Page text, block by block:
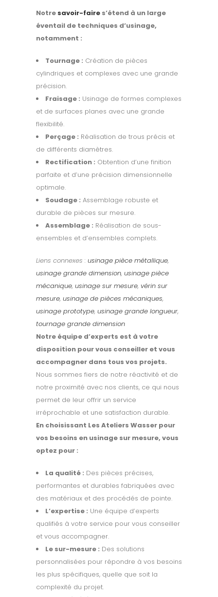
Notre savoir-faire s’étend à un large
éventail de techniques d’usinage,
notamment :
Tournage : Création de pièces
cylindriques et complexes avec une grande
précision.
Fraisage : Usinage de formes complexes
et de surfaces planes avec une grande
flexibilité.
Perçage : Réalisation de trous précis et
de différents diamètres.
Rectification : Obtention d’une finition
parfaite et d’une précision dimensionnelle
optimale.
Soudage : Assemblage robuste et
durable de pièces sur mesure.
Assemblage : Réalisation de sous-
ensembles et d’ensembles complets.
Liens connexes : usinage pièce métallique,
usinage grande dimension, usinage pièce
mécanique, usinage sur mesure, vérin sur
mesure, usinage de pièces mécaniques,
usinage prototype, usinage grande longueur,
tournage grande dimension
Notre équipe d’experts est à votre
disposition pour vous conseiller et vous
accompagner dans tous vos projets.
Nous sommes fiers de notre réactivité et de
notre proximité avec nos clients, ce qui nous
permet de leur offrir un service
irréprochable et une satisfaction durable.
En choisissant Les Ateliers Wasser pour
vos besoins en usinage sur mesure, vous
optez pour :
La qualité : Des pièces précises,
performantes et durables fabriquées avec
des matériaux et des procédés de pointe.
L’expertise : Une équipe d’experts
qualifiés à votre service pour vous conseiller
et vous accompagner.
Le sur-mesure : Des solutions
personnalisées pour répondre à vos besoins
les plus spécifiques, quelle que soit la
complexité du projet.